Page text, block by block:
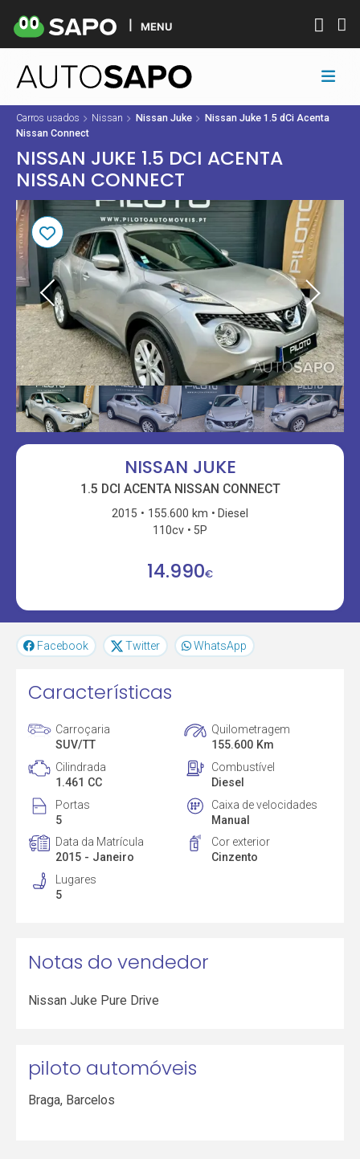
MENU
Carros usados Nissan Nissan Juke
Nissan Juke 1.5 dCi Acenta
Nissan Connect
NISSAN JUKE 1.5 DCI ACENTA
NISSAN CONNECT
NISSAN JUKE
1.5 DCI ACENTA NISSAN CONNECT
2015 155.600 km
Diesel
110cv
5P
14.990€
Facebook Twitter WhatsApp
Características
Carroçaria
SUV/TT
Quilometragem
155.600 Km
Cilindrada
1.461 CC
Combustível
Diesel
Portas
5
Caixa de velocidades
Manual
Data da Matrícula
2015 - Janeiro
Cor exterior
Cinzento
Lugares
5
Notas do vendedor
Nissan Juke Pure Drive
piloto automóveis
Braga, Barcelos